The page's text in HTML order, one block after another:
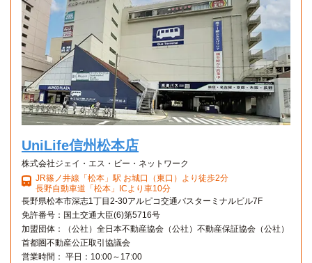
UniLife信州松本店
株式会社ジェイ・エス・ビー・ネットワーク
JR篠ノ井線「松本」駅 お城口（東口）より徒歩2分
長野自動車道「松本」ICより車10分
長野県松本市深志1丁目2-30アルピコ交通バスターミナルビル7F
免許番号：国土交通大臣(6)第5716号
加盟団体：（公社）全日本不動産協会（公社）不動産保証協会（公社）
首都圏不動産公正取引協議会
営業時間： 平日：10:00～17:00